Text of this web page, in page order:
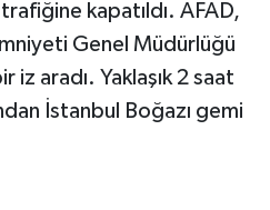
kapatıldı. AFAD,
Genel Müdürlüğü
aradı. Yaklaşık 2 saat
İstanbul Boğazı gemi